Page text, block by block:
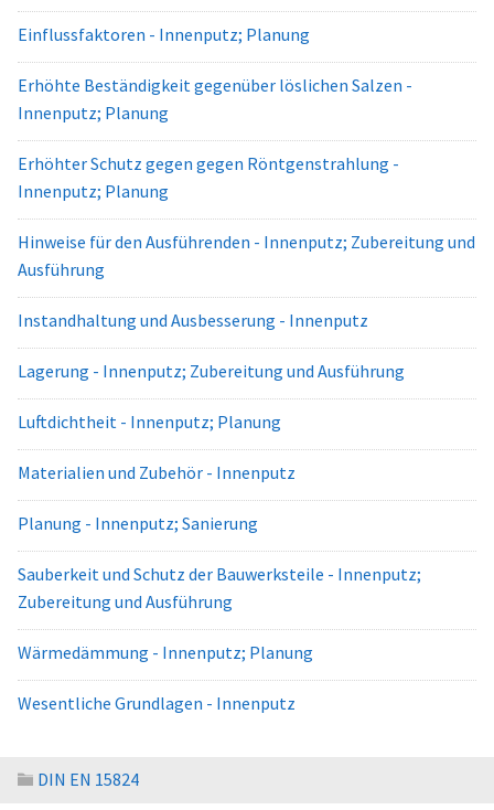
Einflussfaktoren - Innenputz; Planung
Erhöhte Beständigkeit gegenüber löslichen Salzen -
Innenputz; Planung
Erhöhter Schutz gegen gegen Röntgenstrahlung -
Innenputz; Planung
Hinweise für den Ausführenden - Innenputz; Zubereitung und
Ausführung
Instandhaltung und Ausbesserung - Innenputz
Lagerung - Innenputz; Zubereitung und Ausführung
Luftdichtheit - Innenputz; Planung
Materialien und Zubehör - Innenputz
Planung - Innenputz; Sanierung
Sauberkeit und Schutz der Bauwerksteile - Innenputz;
Zubereitung und Ausführung
Wärmedämmung - Innenputz; Planung
Wesentliche Grundlagen - Innenputz
DIN EN 15824